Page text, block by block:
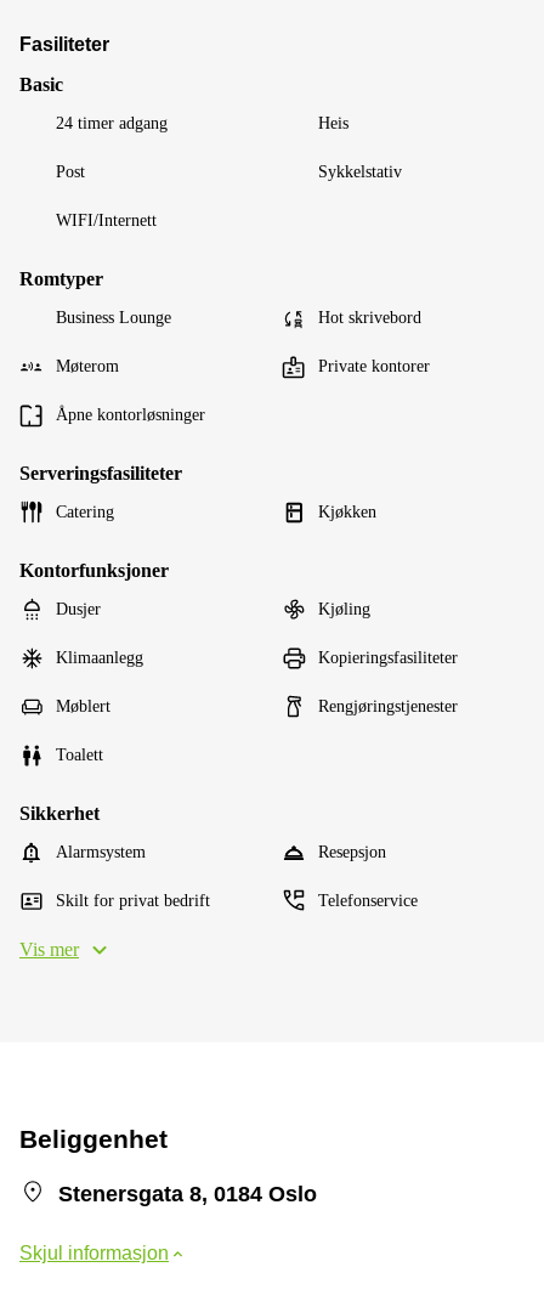
Fasiliteter
Basic
24 timer adgang Heis
Post Sykkelstativ
WIFI/Internett
Romtyper
Business Lounge Hot skrivebord
Møterom Private kontorer
Åpne kontorløsninger
Serveringsfasiliteter
Catering Kjøkken
Kontorfunksjoner
Dusjer Kjøling
Klimaanlegg Kopieringsfasiliteter
Møblert Rengjøringstjenester
Toalett
Sikkerhet
Alarmsystem Resepsjon
Skilt for privat bedrift Telefonservice
Vis mer
Beliggenhet
Stenersgata 8, 0184 Oslo
Skjul informasjon